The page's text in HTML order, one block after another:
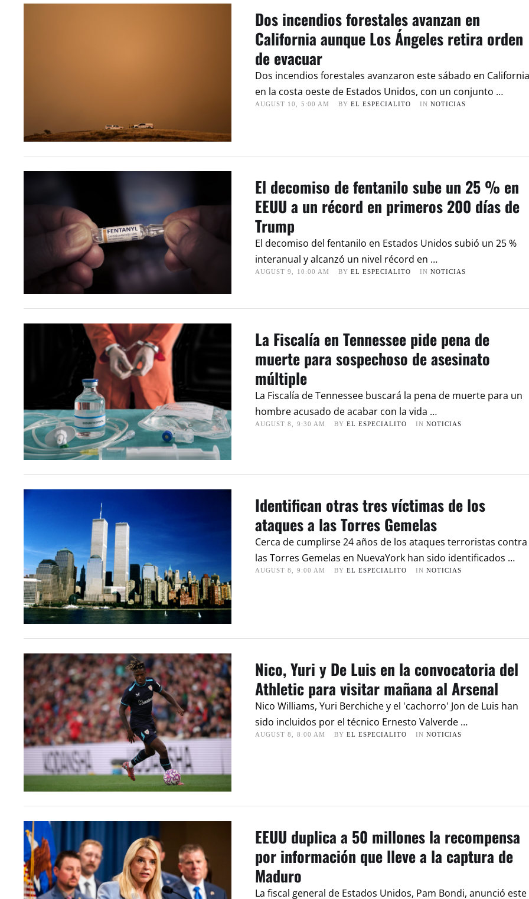
Dos incendios forestales avanzan en
California aunque Los Ángeles retira orden
de evacuar
Dos incendios forestales avanzaron este sábado en
en la costa oeste de Estados Unidos, con un conjunto …
AUGUST 10 5:00 AM BY EL ESPECIALITO IN NOTICIAS
El decomiso de fentanilo sube un 25 % en
EEUU a un récord en primeros 200 días de
Trump
El decomiso del fentanilo en Estados Unidos subió un 25 %
interanual y alcanzó un nivel récord en …
AUGUST 9, 10:00 AM BY EL ESPECIALITO IN NOTICIAS
La Fiscalía en Tennessee pide pena de
muerte para sospechoso de asesinato
múltiple
La Fiscalía de Tennessee buscará la pena de muerte para un
hombre acusado de acabar con la vida …
AUGUST 8 9:30 AM BY EL ESPECIALITO IN NOTICIAS
Identifican otras tres víctimas de los
ataques a las Torres Gemelas
Cerca de cumplirse 24 años de los ataques terroristas contra
las Torres Gemelas en NuevaYork han sido identificados …
AUGUST 8 9:00 AM BY EL ESPECIALITO IN NOTICIAS
Nico, Yuri y De Luis en la convocatoria del
Athletic para visitar mañana al Arsenal
Nico Williams, Yuri Berchiche y el 'cachorro' Jon de Luis han
sido incluidos por el técnico Ernesto Valverde …
AUGUST 8 8:00 AM BY EL ESPECIALITO IN NOTICIAS
EEUU duplica a 50 millones la recompensa
por información que lleve a la captura de
Maduro
La fiscal general de Estados Unidos, Pam Bondi, anunció este